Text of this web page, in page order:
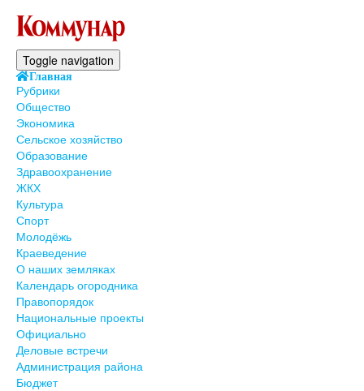
Toggle navigation
Главная
Рубрики
Общество
Экономика
Сельское хозяйство
Образование
Здравоохранение
ЖКХ
Культура
Спорт
Молодёжь
Краеведение
О наших земляках
Календарь огородника
Правопорядок
Национальные проекты
Официально
Деловые встречи
Администрация района
Бюджет